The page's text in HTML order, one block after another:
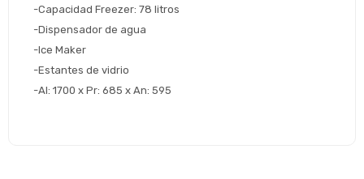
-Capacidad Freezer: 78 litros
-Dispensador de agua
-Ice Maker
-Estantes de vidrio
-Al: 1700 x Pr: 685 x An: 595
Continuar
Volver al inicio